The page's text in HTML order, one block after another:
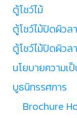
ตู้โชว์ไม้
ตู้โชว์ไม้ปิดผิวล
ตู้โชว์ไม้ปิดผิวล
นโยบายความเ
บูธนิทรรศการ
Brochure